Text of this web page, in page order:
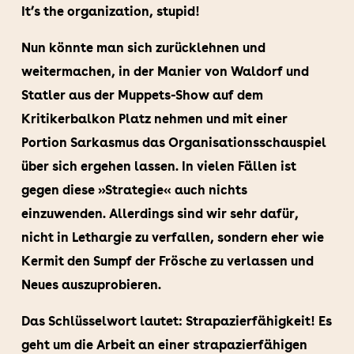
It’s the organization, stupid!
Nun könnte man sich zurücklehnen und
weitermachen, in der Manier von Waldorf und
Statler aus der Muppets-Show auf dem
Kritikerbalkon Platz nehmen und mit einer
Portion Sarkasmus das Organisationsschauspiel
über sich ergehen lassen. In vielen Fällen ist
gegen diese »Strategie« auch nichts
einzuwenden. Allerdings sind wir sehr dafür,
nicht in Lethargie zu verfallen, sondern eher wie
Kermit den Sumpf der Frösche zu verlassen und
Neues auszuprobieren.
Das Schlüsselwort lautet: Strapazierfähigkeit! Es
geht um die Arbeit an einer strapazierfähigen